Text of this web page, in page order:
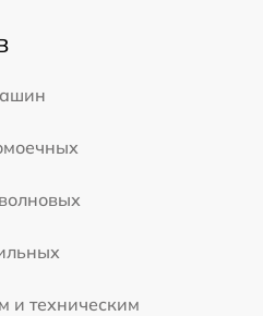
и техническим